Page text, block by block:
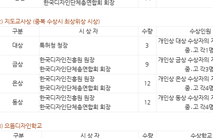
한국디자인단체총연합회 회장
지도교사상 (중복 수상시 최상위상 시상)
구분
시 상 자 수량 수상인원
대상 특허청 청장 3
개인상 대상 수상자의
중․고 각1
금상
한국디자인진흥원 원장
한국디자인단체총연합회 회장
9
개인상 금상 수상자의
중․고 각3
은상
한국디자인진흥원 원장
한국디자인단체총연합회 회장
12
개인상 은상 수상자의
중․고 각4
동상
한국디자인진흥원 원장
한국디자인단체총연합회 회장
12
개인상 동상 수상자의
중․고 각4
으뜸디자인학교
구분
시 상 자 수량 수상학교